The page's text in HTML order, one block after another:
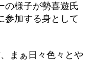
様子が勢喜遊氏
参加する身として
まぁ日々色々とや